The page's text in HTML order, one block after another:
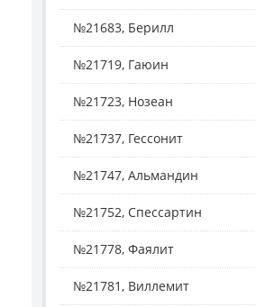
№21683, Берилл
№21719, Гаюин
№21723, Нозеан
№21737, Гессонит
№21747, Альмандин
№21752, Спессартин
№21778, Фаялит
№21781, Виллемит